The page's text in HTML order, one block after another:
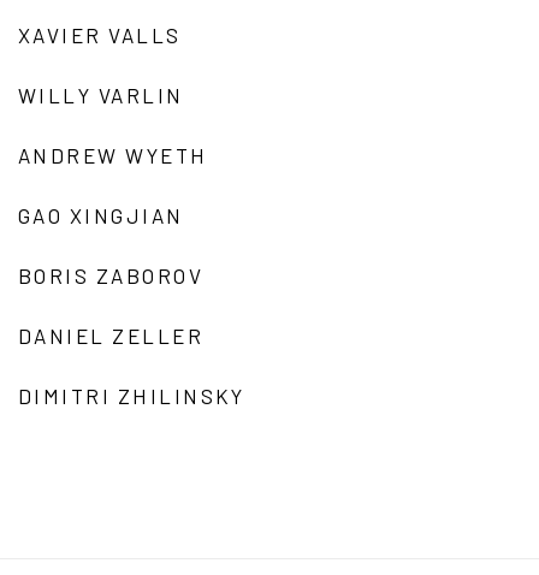
XAVIER VALLS
WILLY VARLIN
ANDREW WYETH
GAO XINGJIAN
BORIS ZABOROV
DANIEL ZELLER
DIMITRI ZHILINSKY